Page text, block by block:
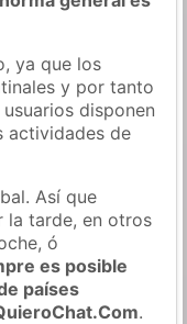
ya que los
y por tanto
disponen
actividades de
Así que
la tarde, en otros
ó
es posible
países
.